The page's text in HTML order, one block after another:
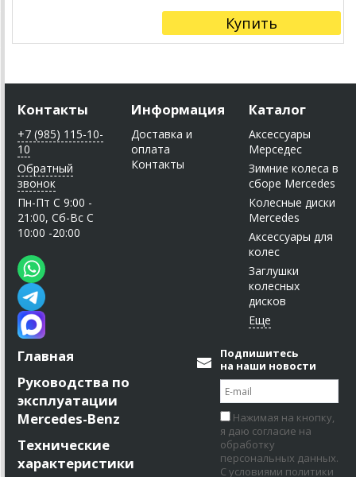
Купить
Контакты
+7 (985) 115-10-
10
Обратный
звонок
Пн-Пт C 9:00 -
21:00, Сб-Вс С
10:00 -20:00
Информация
Доставка и
оплата
Контакты
Каталог
Аксессуары
Мерседес
Зимние колеса в
сборе Mercedes
Колесные диски
Mercedes
Аксессуары для
колес
Заглушки
колесных
дисков
Главная
Руководства по
эксплуатации
Mercedes-Benz
Технические
характеристики
Подпишитесь
на наши новости
Нажимая на кнопку,
я даю согласие на
обработку
персональных данных.
С условиями политики